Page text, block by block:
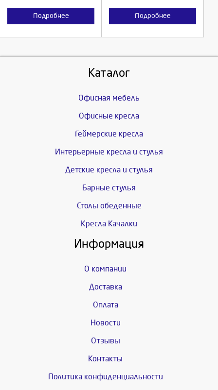
Подробнее Подробнее
Каталог
Офисная мебель
Офисные кресла
Геймерские кресла
Интерьерные кресла и стулья
Детские кресла и стулья
Барные стулья
Столы обеденные
Кресла Качалки
Информация
О компании
Доставка
Оплата
Новости
Отзывы
Контакты
Политика конфиденциальности